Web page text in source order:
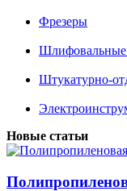
Фрезеры
Штукатурно-
Новые статьи